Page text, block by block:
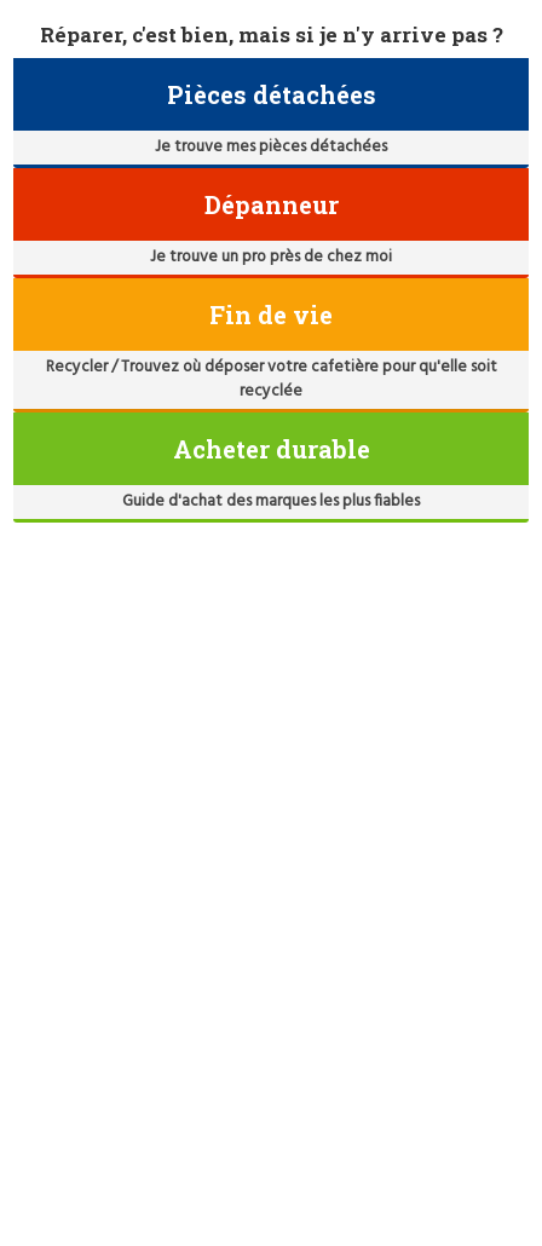
Réparer, c'est bien, mais si je n'y arrive pas ?
Pièces détachées
Je trouve mes pièces détachées
Dépanneur
Je trouve un pro près de chez moi
Fin de vie
Recycler / Trouvez où déposer votre cafetière pour qu'elle soit
recyclée
Acheter durable
Guide d'achat des marques les plus fiables